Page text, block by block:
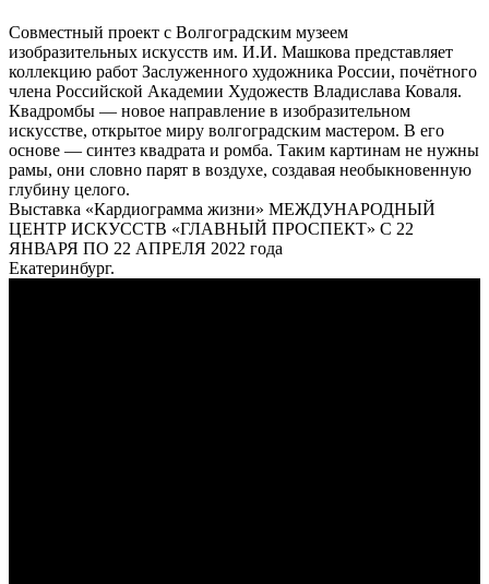
Совместный проект с Волгоградским музеем
изобразительных искусств им. И.И. Машкова представляет
коллекцию работ Заслуженного художника России, почётного
члена Российской Академии Художеств Владислава Коваля.
Квадромбы — новое направление в изобразительном
искусстве, открытое миру волгоградским мастером. В его
основе — синтез квадрата и ромба. Таким картинам не нужны
рамы, они словно парят в воздухе, создавая необыкновенную
глубину целого.
Выставка «Кардиограмма жизни» МЕЖДУНАРОДНЫЙ
ЦЕНТР ИСКУССТВ «ГЛАВНЫЙ ПРОСПЕКТ» С 22
ЯНВАРЯ ПО 22 АПРЕЛЯ 2022 года
Екатеринбург.